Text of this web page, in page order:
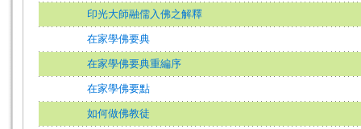
印光大師融儒入佛之解釋
在家學佛要典
在家學佛要典重編序
在家學佛要點
如何做佛教徒